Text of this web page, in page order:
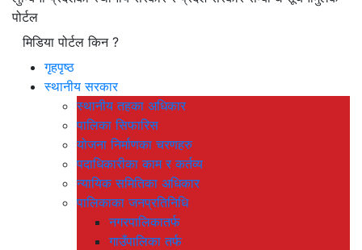
पोर्टल
मिडिया पोर्टल किन ?
गृहपृष्ठ
स्थानीय सरकार
स्थानीय तहका अधिकार
पालिका सिफारिस
योजना निर्माणका चरणहरु
पदाधिकारीका काम र कर्तव्य
न्यायिक समितिका अधिकार
पालिकाका जनप्रतिनिधि
नगरपालिकातर्फ
गाउँपालिका तर्फ